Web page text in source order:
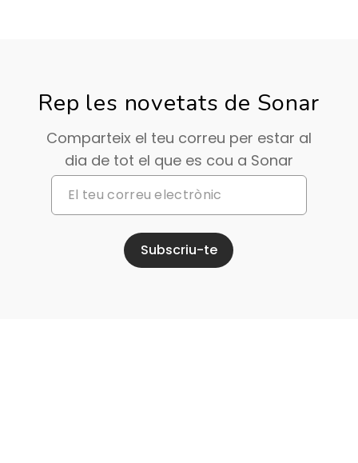
Rep les novetats de Sonar
Comparteix el teu correu per estar al
dia de tot el que es cou a Sonar
Subscriu-te